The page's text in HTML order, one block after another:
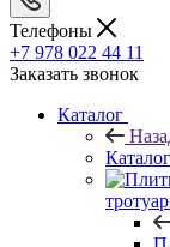
Телефоны
+7 978 022 44 11
Заказать звонок
Каталог
Каталог